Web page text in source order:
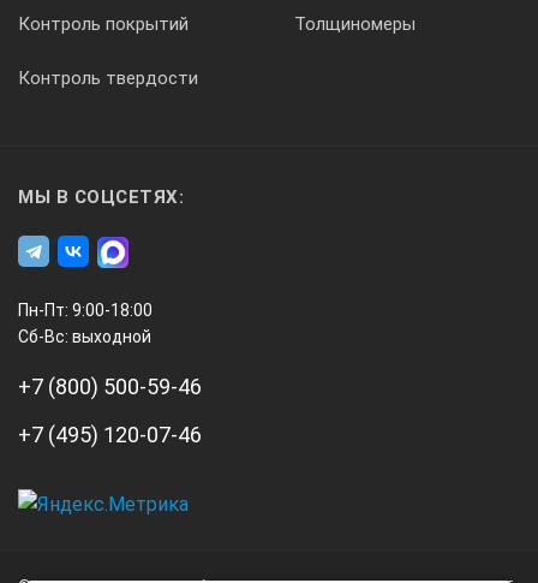
Контроль покрытий Толщиномеры
Контроль твердости
МЫ В СОЦСЕТЯХ:
Пн-Пт: 9:00-18:00
Сб-Вс: выходной
+7 (800) 500-59-46
+7 (495) 120-07-46